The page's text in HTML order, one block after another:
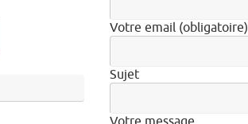
Votre email (obligatoire)
Sujet